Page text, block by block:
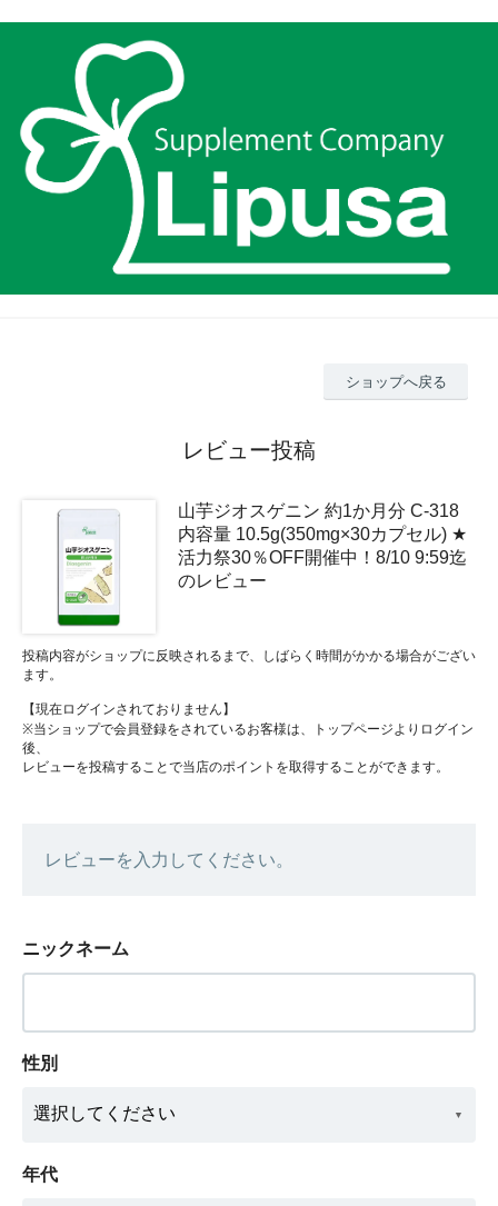
ショップへ戻る
レビュー投稿
山芋ジオスゲニン 約1か月分 C-318
内容量 10.5g(350mg×30カプセル) ★
活力祭30％OFF開催中！8/10 9:59迄
のレビュー
投稿内容がショップに反映されるまで、しばらく時間がかかる場合がござい
ます。
【現在ログインされておりません】
※当ショップで会員登録をされているお客様は、トップページよりログイン
後、
レビューを投稿することで当店のポイントを取得することができます。
レビューを入力してください。
ニックネーム
性別
年代